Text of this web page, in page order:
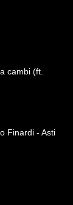
cambi (ft.
Finardi - Asti